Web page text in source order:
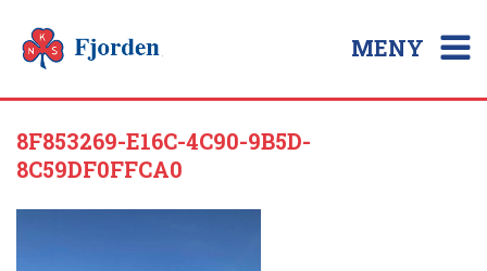
MENY
8F853269-E16C-4C90-9B5D-
8C59DF0FFCA0